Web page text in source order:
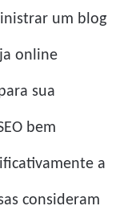
um blog
online
sua
bem
a
consideram